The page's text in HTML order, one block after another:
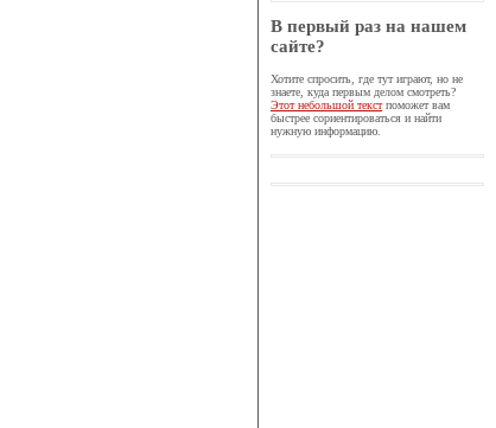
В первый раз на нашем
сайте?
Хотите спросить, где тут играют, но не
знаете, куда первым делом смотреть?
Этот небольшой текстпоможет вам
быстрее сориентироваться и найти
нужную информацию.